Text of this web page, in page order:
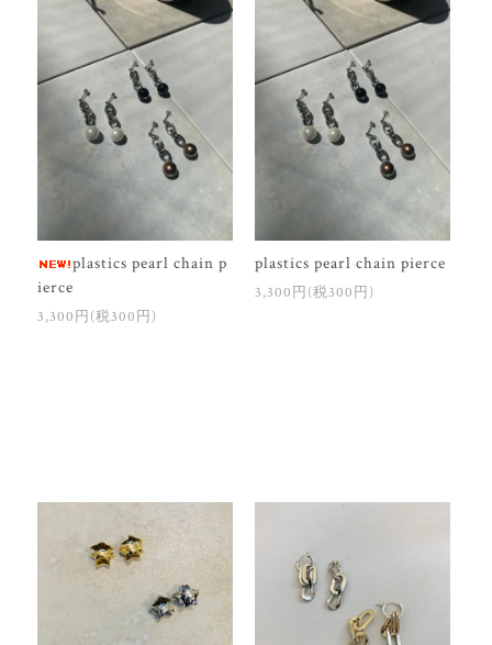
plastics pearl chain p
ierce
3,300円(税300円)
plastics pearl chain pierce
3,300円(税300円)